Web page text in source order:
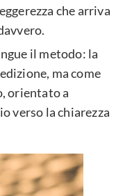
che arriva
il metodo: la
ma come
orientato a
verso la chiarezza